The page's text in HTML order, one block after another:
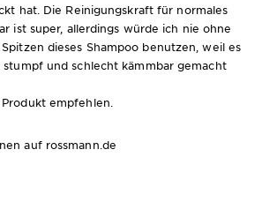
hat. Die Reinigungskraft für normales
ist super, allerdings würde ich nie ohne
dieses Shampoo benutzen, weil es
stumpf und schlecht kämmbar gemacht
empfehlen.
auf rossmann.de